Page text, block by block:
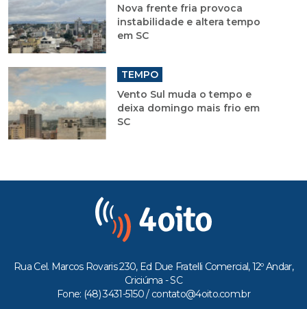
Nova frente fria provoca
instabilidade e altera tempo
em SC
TEMPO
Vento Sul muda o tempo e
deixa domingo mais frio em
SC
Rua Cel. Marcos Rovaris 230, Ed Due Fratelli Comercial, 12º Andar,
Criciúma - SC
Fone: (48) 3431-5150 / contato@4oito.com.br